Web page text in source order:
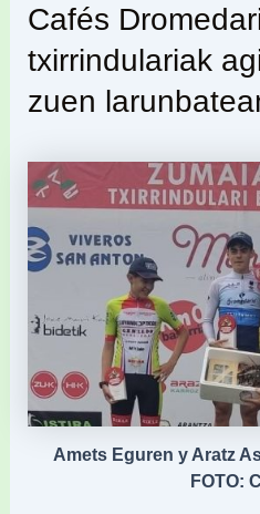
Cafés
txirrindulariak
zuen
Amets Eguren y Aratz
FOTO: